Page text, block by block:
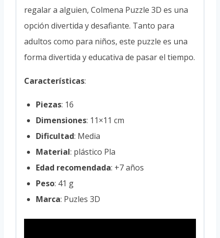
regalar a alguien, Colmena Puzzle 3D es una
opción divertida y desafiante. Tanto para
adultos como para niños, este puzzle es una
forma divertida y educativa de pasar el tiempo.
Características:
Piezas: 16
Dimensiones: 11×11 cm
Dificultad: Media
Material: plástico Pla
Edad recomendada: +7 años
Peso: 41 g
Marca: Puzles 3D